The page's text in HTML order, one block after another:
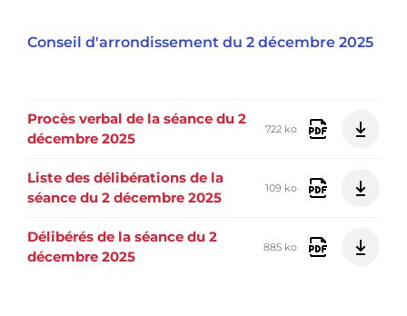
Conseil d'arrondissement du 2 décembre 2025
Procès verbal de la séance du 2
décembre 2025
722 ko
Liste des délibérations de la
séance du 2 décembre 2025
109 ko
Délibérés de la séance du 2
décembre 2025
885 ko